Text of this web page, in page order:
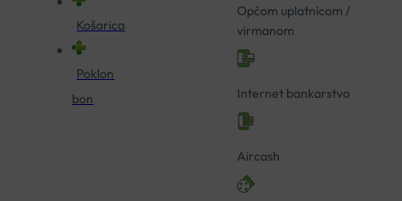
Košarica
Poklon
bon
Općom uplatnicom /
virmanom
Internet bankarstvo
Aircash